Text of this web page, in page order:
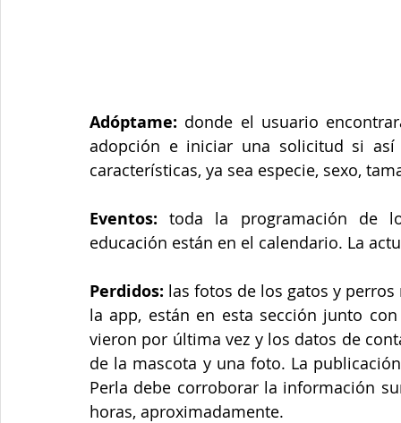
Adóptame: donde el usuario
adopción e iniciar una solicitud si
características, ya sea especie, sexo,
Eventos: toda la programación de
educación están en el calendario. La
Perdidos: las fotos de los gatos y
la app, están en esta sección junto
vieron por última vez y los datos de
de la mascota y una foto. La
Perla debe corroborar la información
horas, aproximadamente.